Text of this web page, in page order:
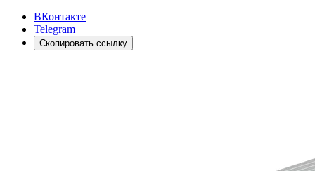
ВКонтакте
Telegram
Скопировать ссылку